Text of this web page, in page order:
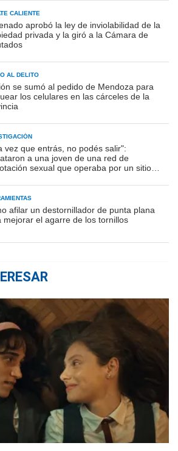
CALIENTE
aprobó la ley de inviolabilidad de la
privada y la giró a la Cámara de
AL DELITO
se sumó al pedido de Mendoza para
los celulares en las cárceles de la
vez que entrás, no podés salir":
a una joven de una red de
sexual que operaba por un sitio
afilar un destornillador de punta plana
mejorar el agarre de los tornillos